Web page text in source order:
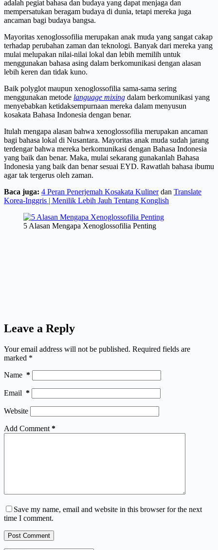
adalah pegiat bahasa dan budaya yang dapat menjaga dan
mempersatukan beragam budaya di dunia, tetapi mereka juga
ancaman bagi budaya bangsa.
Mayoritas xenoglossofilia merupakan anak muda yang sangat cakap
terhadap perubahan zaman dan teknologi. Banyak dari mereka yang
mulai melupakan nilai-nilai lokal dan lebih memilih untuk
menggunakan bahasa asing dalam berkomunikasi dengan alasan
lebih keren dan tidak kuno.
Baik polyglot maupun xenoglossofilia sama-sama sering
menggunakan metode language mixing dalam berkomunikasi yang
menyebabkan ketidaksempurnaan mereka dalam menyusun
kosakata Bahasa Indonesia dengan benar.
Itulah mengapa alasan bahwa xenoglossofilia merupakan ancaman
bagi bahasa lokal di Nusantara. Mayoritas anak muda sudah jarang
terdengar bahwa mereka berkomunikasi dengan Bahasa Indonesia
yang baik dan benar. Maka, mulai sekarang gunakanlah Bahasa
Indonesia yang baik dan benar sesuai EYD. Rawatlah bahasa ibumu
agar tak tergerus oleh zaman.
Baca juga: 4 Peran Penerjemah Kosakata Kulinerdan Translate
Korea-Inggris | Menilik Lebih Jauh Tentang Konglish
5 Alasan Mengapa Xenoglossofilia Penting
Leave a Reply
Your email address will not be published. Required fields are
marked *
Name *
Email *
Website
Add Comment *
Save my name, email and website in this browser for the next
time I comment.
Post Comment